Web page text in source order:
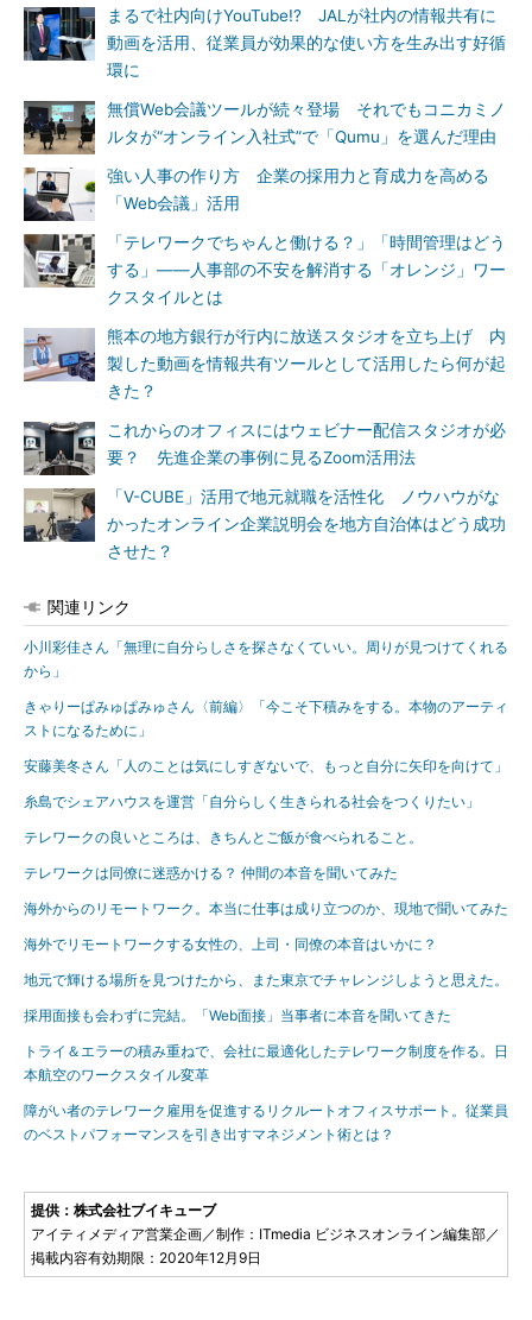
まるで社内向けYouTube!? JALが社内の情報共有に
動画を活用、従業員が効果的な使い方を生み出す好循
環に
無償Web会議ツールが続々登場 それでもコニカミノ
ルタが“オンライン入社式”で「Qumu」を選んだ理由
強い人事の作り方 企業の採用力と育成力を高める
「Web会議」活用
「テレワークでちゃんと働ける？」「時間管理はどう
する」――人事部の不安を解消する「オレンジ」ワー
クスタイルとは
熊本の地方銀行が行内に放送スタジオを立ち上げ 内
製した動画を情報共有ツールとして活用したら何が起
きた？
これからのオフィスにはウェビナー配信スタジオが必
要？ 先進企業の事例に見るZoom活用法
「V-CUBE」活用で地元就職を活性化 ノウハウがな
かったオンライン企業説明会を地方自治体はどう成功
させた？
関連リンク
小川彩佳さん「無理に自分らしさを探さなくていい。周りが見つけてくれる
から」
きゃりーぱみゅぱみゅさん〈前編〉「今こそ下積みをする。本物のアーティ
ストになるために」
安藤美冬さん「人のことは気にしすぎないで、もっと自分に矢印を向けて」
糸島でシェアハウスを運営「自分らしく生きられる社会をつくりたい」
テレワークの良いところは、きちんとご飯が食べられること。
テレワークは同僚に迷惑かける？ 仲間の本音を聞いてみた
海外からのリモートワーク。本当に仕事は成り立つのか、現地で聞いてみた
海外でリモートワークする女性の、上司・同僚の本音はいかに？
地元で輝ける場所を見つけたから、また東京でチャレンジしようと思えた。
採用面接も会わずに完結。「Web面接」当事者に本音を聞いてきた
トライ＆エラーの積み重ねで、会社に最適化したテレワーク制度を作る。日
本航空のワークスタイル変革
障がい者のテレワーク雇用を促進するリクルートオフィスサポート。従業員
のベストパフォーマンスを引き出すマネジメント術とは？
提供：株式会社ブイキューブ
アイティメディア営業企画／制作：ITmedia ビジネスオンライン編集部／
掲載内容有効期限：2020年12月9日